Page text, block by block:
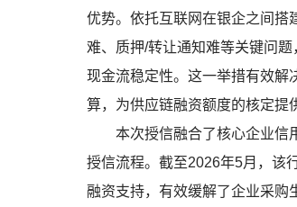
优势。依托互联网在银企之间搭
难、质押/转让通知难等关键问
现金流稳定性。这一举措有效解
算，为供应链融资额度的核定提
本次授信融合了核心企业信用
授信流程。截至2026年5月，该
融资支持，有效缓解了企业采购